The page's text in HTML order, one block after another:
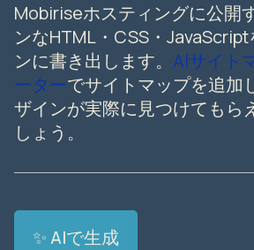
Mobiriseホスティングに公開
ンなHTML・CSS・
ンに書き出します。 AIサイト
ーターでサイトマップを追加
ザインが実際に見つけてもら
しょう。
✨ AIで生成